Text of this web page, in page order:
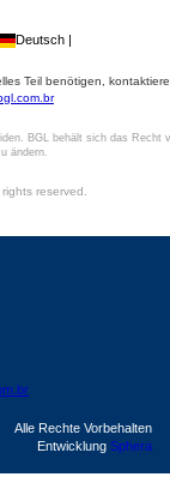
Deutsch |
Teil benötigen,
BGL behält sich das Recht
ändern.
reserved.
Alle Rechte Vorbehalten
Entwicklung Sphera